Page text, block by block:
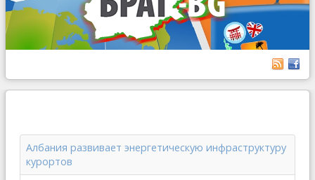
Албания развивает энергетическую инфраструктуру
курортов